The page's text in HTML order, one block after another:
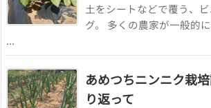
土をシートなどで覆う、
グ。 多くの農家が一般的
...
あめつちニンニク栽
り返って